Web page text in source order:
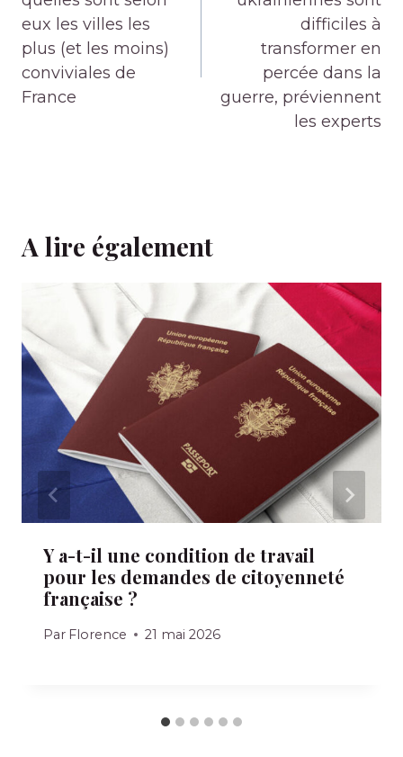
eux les villes les
plus (et les moins)
conviviales de
France
difficiles à
transformer en
percée dans la
guerre, préviennent
les experts
A lire également
Y a-t-il une condition de travail
pour les demandes de citoyenneté
française ?
Par Florence 21 mai 2026